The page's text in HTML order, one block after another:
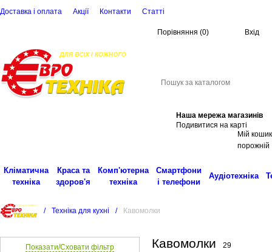
Доставка і оплата Акції Контакти Статті
Порівняння (0) Вхід
Наша мережа магазинів
Подивитися на карті
Мій кошик
порожній
Кліматична
техніка
Краса та
здоров'я
Комп'ютерна
техніка
Смартфони
і телефони
Аудіотехніка
/ Техніка для кухні / Кавомолки
Показати/Сховати фільтр Кавомолки 29